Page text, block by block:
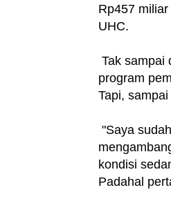
Rp457
UHC.
Tak sampai
program
Tapi,
"Saya
kondisi
Padahal